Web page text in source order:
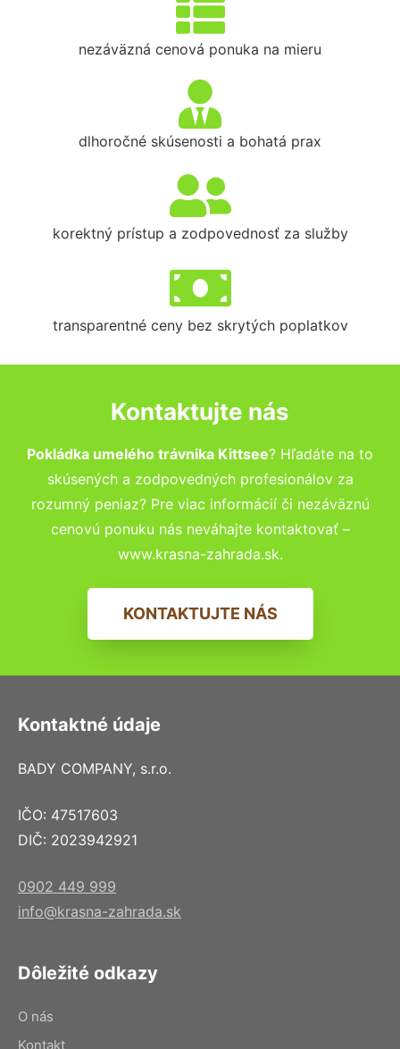
nezáväzná cenová ponuka na mieru
dlhoročné skúsenosti a bohatá prax
korektný prístup a zodpovednosť za služby
transparentné ceny bez skrytých poplatkov
Kontaktujte nás
Pokládka umelého trávnika Kittsee? Hľadáte na to
skúsených a zodpovedných profesionálov za
rozumný peniaz? Pre viac informácií či nezáväznú
cenovú ponuku nás neváhajte kontaktovať –
www.krasna-zahrada.sk.
KONTAKTUJTE NÁS
Kontaktné údaje
BADY COMPANY, s.r.o.
IČO: 47517603
DIČ: 2023942921
0902 449 999
info@krasna-zahrada.sk
Dôležité odkazy
O nás
Kontakt